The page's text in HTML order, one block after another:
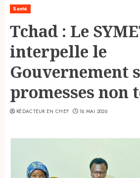
Santé
Tchad : Le
interpelle le
Gouvernement
promesses non
RÉDACTEUR EN CHEF 16 MAI 2026